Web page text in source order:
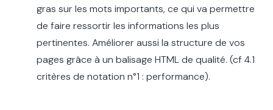
gras sur les mots importants, ce qui va permettre
de faire ressortir les informations les plus
pertinentes. Améliorer aussi la structure de vos
pages grâce à un balisage HTML de qualité. (cf 4.1
critères de notation n°1 : performance).